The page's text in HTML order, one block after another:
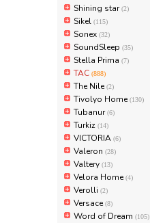
Shining star(2)
Sikel (115)
Sonex (32)
SoundSleep (35)
Stella Prima (7)
TAC (888)
The Nile(2)
Tivolyo Home(130)
Tubanur(6)
Turkiz (14)
VICTORIA (6)
Valeron (28)
Valtery (13)
Velora Home(4)
Verolli (2)
Versace(8)
Word of Dream (105)